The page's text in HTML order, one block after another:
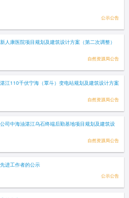
公示公告
人康医院项目规划及建筑设计方案（第二次调整）
自然资源局公告
江110千伏宁海（覃斗）变电站规划及建筑设计方案
自然资源局公告
司中海油湛江乌石终端后勤基地项目规划及建筑设
自然资源局公告
进工作者的公示
公示公告